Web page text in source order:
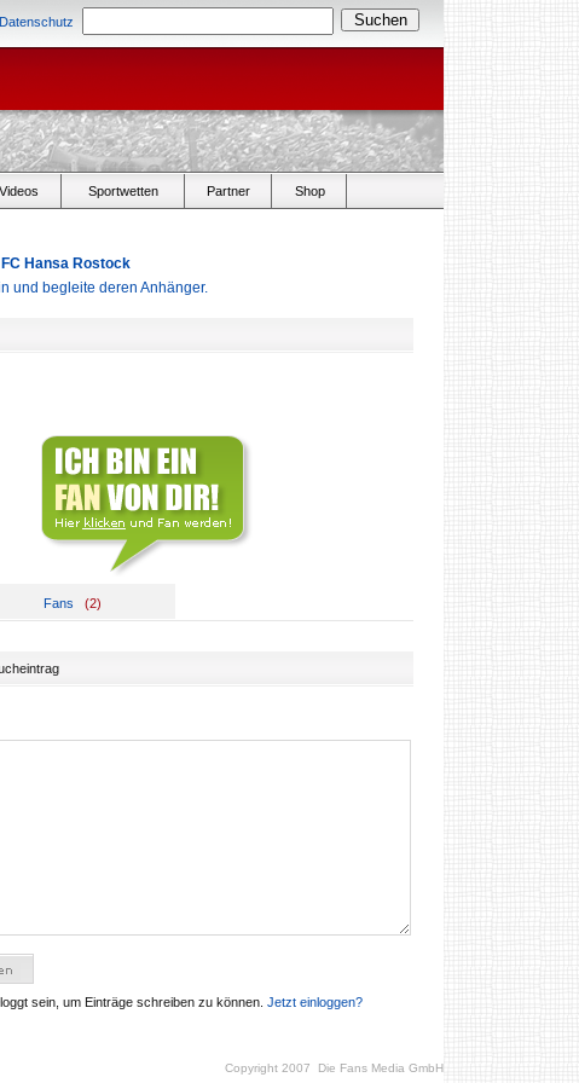
Datenschutz
Sportwetten Partner Shop
Hansa Rostock
und begleite deren Anhänger.
Fans (2)
sein, um Einträge schreiben zu können. Jetzt einloggen?
Copyright 2007 Die Fans Media GmbH